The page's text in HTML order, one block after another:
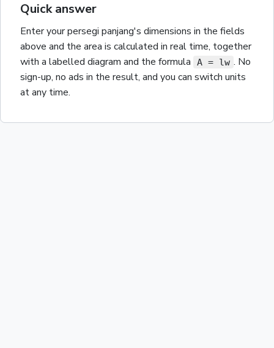
Quick answer
Enter yourpersegi panjang's dimensions in the fields
above and the area is calculated in real time, together
with a labelled diagram and the formula A = lw . No
sign-up, no ads in the result, and you can switch units
at any time.